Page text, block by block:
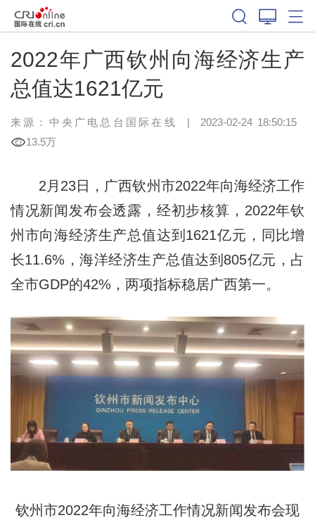
2022年广西钦州向海经济生产
总值达1621亿元
来源：中央广电总台国际在线 | 2023-02-24 18:50:15
13.5万
2月23日，广西钦州市2022年向海经济工作
情况新闻发布会透露，经初步核算，2022年钦
州市向海经济生产总值达到1621亿元，同比增
长11.6%，海洋经济生产总值达到805亿元，占
全市GDP的42%，两项指标稳居广西第一。
钦州市2022年向海经济工作情况新闻发布会现